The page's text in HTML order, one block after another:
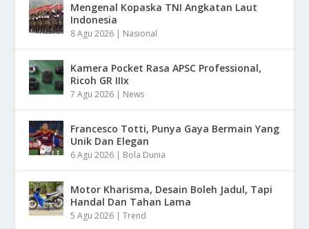
Mengenal Kopaska TNI Angkatan Laut
Indonesia
8 Agu 2026 | Nasional
Kamera Pocket Rasa APSC Professional,
Ricoh GR IIIx
7 Agu 2026 | News
Francesco Totti, Punya Gaya Bermain Yang
Unik Dan Elegan
6 Agu 2026 | Bola Dunia
Motor Kharisma, Desain Boleh Jadul, Tapi
Handal Dan Tahan Lama
5 Agu 2026 |Trend